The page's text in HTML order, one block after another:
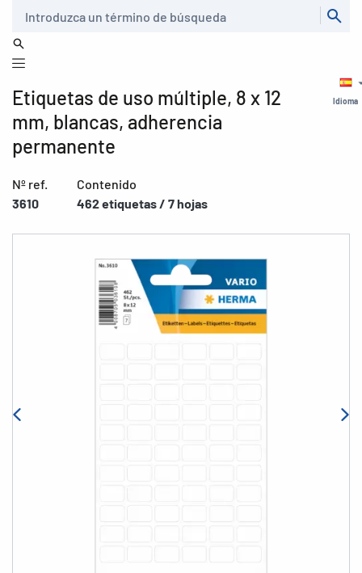
Idioma
Etiquetas de uso múltiple, 8 x 12
mm, blancas, adherencia
permanente
Nº ref.
3610
Contenido
462 etiquetas / 7 hojas